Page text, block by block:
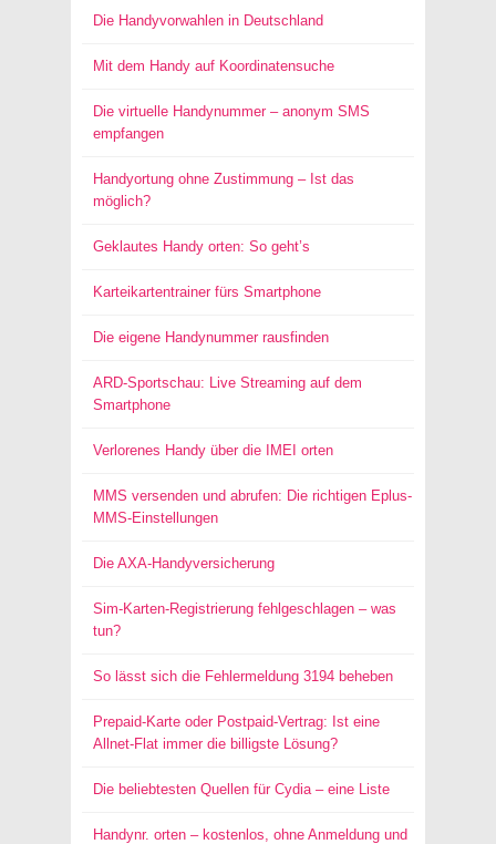
Die Handyvorwahlen in Deutschland
Mit dem Handy auf Koordinatensuche
Die virtuelle Handynummer – anonym SMS
empfangen
Handyortung ohne Zustimmung – Ist das
möglich?
Geklautes Handy orten: So geht’s
Karteikartentrainer fürs Smartphone
Die eigene Handynummer rausfinden
ARD-Sportschau: Live Streaming auf dem
Smartphone
Verlorenes Handy über die IMEI orten
MMS versenden und abrufen: Die richtigen Eplus-
MMS-Einstellungen
Die AXA-Handyversicherung
Sim-Karten-Registrierung fehlgeschlagen – was
tun?
So lässt sich die Fehlermeldung 3194 beheben
Prepaid-Karte oder Postpaid-Vertrag: Ist eine
Allnet-Flat immer die billigste Lösung?
Die beliebtesten Quellen für Cydia – eine Liste
Handynr. orten – kostenlos, ohne Anmeldung und